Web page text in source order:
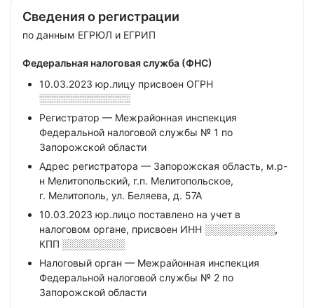
Сведения о регистрации
по данным ЕГРЮЛ и ЕГРИП
Федеральная налоговая служба (ФНС)
10.03.2023 юр.лицу присвоен ОГРН
░░░░░░░░░░░░░
Регистратор — Межрайонная инспекция
Федеральной налоговой службы № 1 по
Запорожской области
Адрес регистратора — Запорожская область, м.р-
н Мелитопольский, г.п. Мелитопольское,
г. Мелитополь, ул. Беляева, д. 57А
10.03.2023 юр.лицо поставлено на учет в
налоговом органе, присвоен ИНН ░░░░░░░░░░,
КПП ░░░░░░░░░
Налоговый орган — Межрайонная инспекция
Федеральной налоговой службы № 2 по
Запорожской области